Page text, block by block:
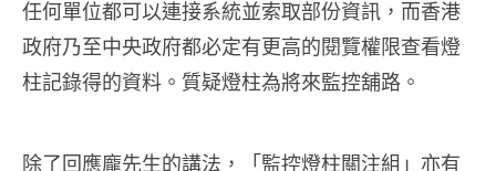
任何單位都可以連接系統並索取部份資訊，而香港
政府乃至中央政府都必定有更高的閱覽權限查看燈
柱記錄得的資料。質疑燈柱為將來監控舖路。
除了回應龐先生的講法，「監控燈柱關注組」亦有